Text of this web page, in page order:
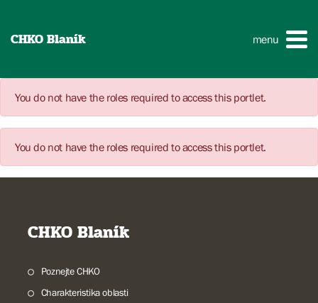
CHKO Blaník menu
You do not have the roles required to access this portlet.
You do not have the roles required to access this portlet.
CHKO Blaník
Poznejte CHKO
Charakteristika oblasti